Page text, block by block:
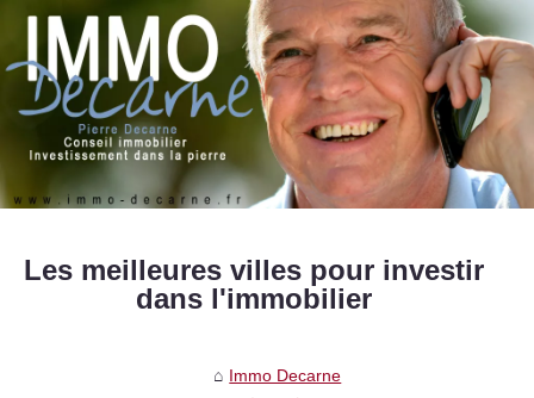
Les meilleures villes pour investir
dans l'immobilier
Immo Decarne